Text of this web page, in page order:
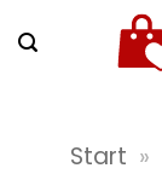
Inhalt
Start »